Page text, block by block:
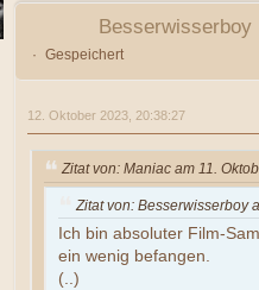
Besserwisserboy
Gespeichert
12. Oktober 2023, 20:38:27
Zitat von: Maniac am 11.
Zitat von: Besserwisserboy
Ich bin absoluter Film-
ein wenig befangen.
(..)